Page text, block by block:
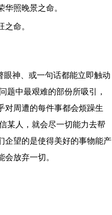
照晚景之命。
命。
眼神、或一句话都能立即触动
题中最艰难的部份所吸引，
对周遭的每件事都会烦躁生
某人，就会尽一切能力去帮
企望的是使得美好的事物能产
放弃一切。